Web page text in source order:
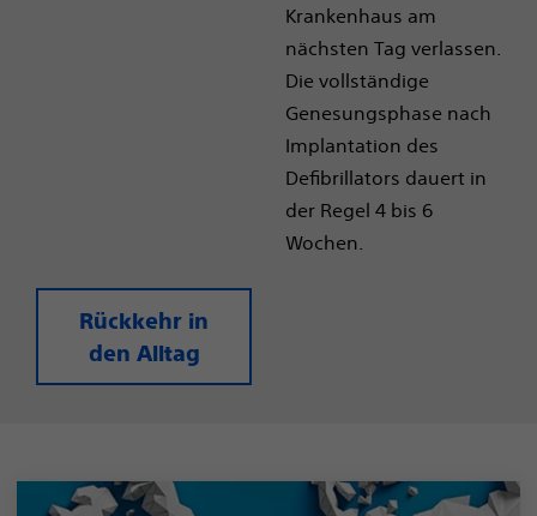
Krankenhaus am
nächsten Tag verlassen.
Die vollständige
Genesungsphase nach
Implantation des
Defibrillators dauert in
der Regel 4 bis 6
Wochen.
Rückkehr in
den Alltag